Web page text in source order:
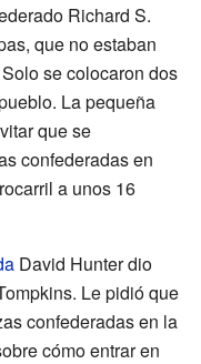
Richard S.
que no estaban
se colocaron dos
La pequeña
que se
confederadas en
a unos 16
David Hunter dio
Le pidió que
confederadas en la
cómo entrar en